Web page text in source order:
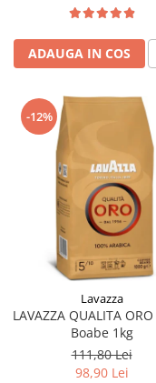
ADAUGA IN COS
-12%
Lavazza
LAVAZZA QUALITA
Boabe 1kg
111,80 Lei
98,90 Lei